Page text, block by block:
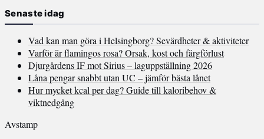
Senaste idag
Vad kan man göra i Helsingborg? Sevärdheter & aktiviteter
Varför är flamingos rosa? Orsak, kost och färgförlust
Djurgårdens IF mot Sirius – laguppställning 2026
Låna pengar snabbt utan UC – jämför bästa lånet
Hur mycket kcal per dag? Guide till kaloribehov &
viktnedgång
Avstamp